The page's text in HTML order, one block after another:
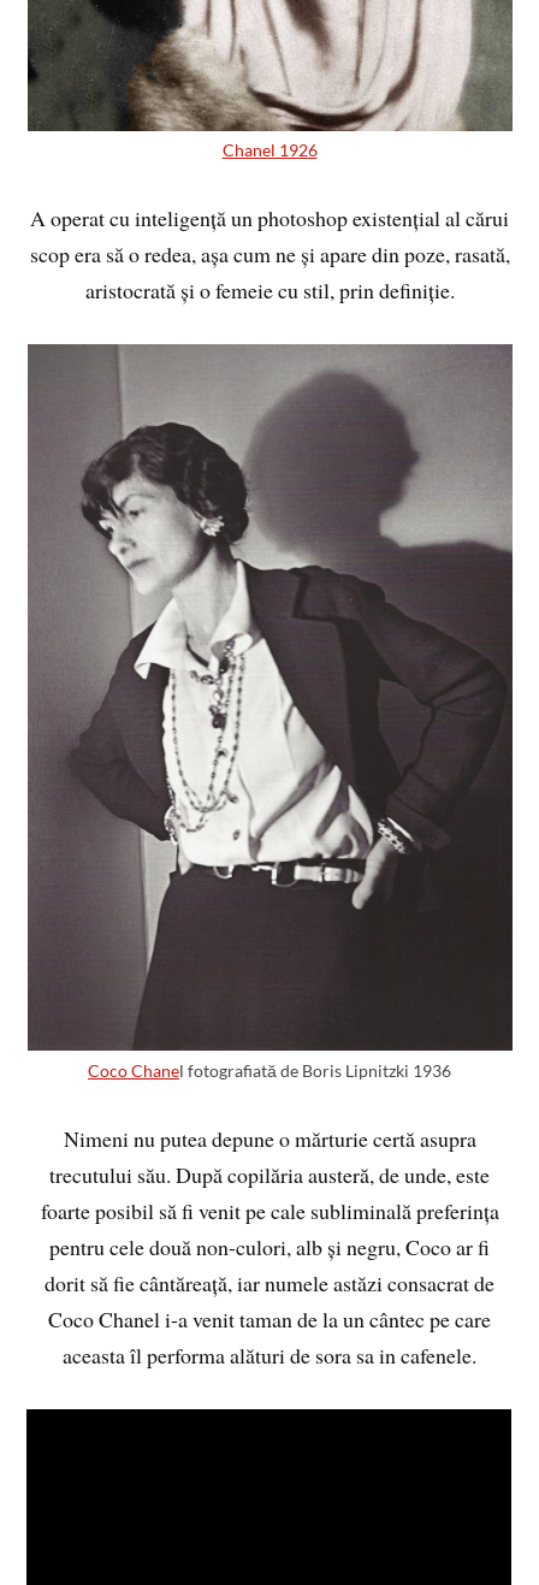
Chanel 1926
A operat cu inteligență un photoshop existențial al cărui
scop era să o redea, așa cum ne și apare din poze, rasată,
aristocrată și o femeie cu stil, prin definiție.
Coco Chanel fotografiată de Boris Lipnitzki 1936
Nimeni nu putea depune o mărturie certă asupra
trecutului său. După copilăria austeră, de unde, este
foarte posibil să fi venit pe cale subliminală preferința
pentru cele două non-culori, alb și negru, Coco ar fi
dorit să fie cântăreață, iar numele astăzi consacrat de
Coco Chanel i-a venit taman de la un cântec pe care
aceasta îl performa alături de sora sa in cafenele.